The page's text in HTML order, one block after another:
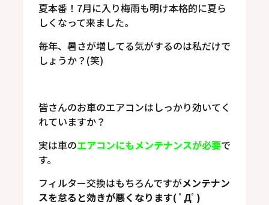
夏本番！7月に入り梅雨も明け本格的に夏ら
しくなって来ました。
毎年、暑さが増してる気がするのは私だけで
しょうか？(笑)
皆さんのお車のエアコンはしっかり効いてく
れていますか？
実は車のエアコンにもメンテナンスが必要で
す。
フィルター交換はもちろんですがメンテナン
スを怠ると効きが悪くなります( ﾟДﾟ)